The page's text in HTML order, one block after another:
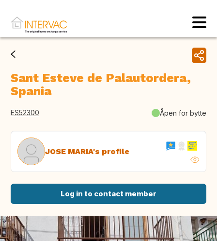
Sant Esteve de Palautordera,
Spania
ES52300 Åpen for bytte
JOSE MARIA's profile
Log in to contact member